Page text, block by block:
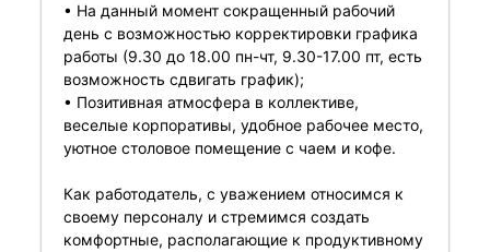
• На данный момент сокращенный рабочий
день с возможностью корректировки графика
работы (9.30 до 18.00 пн-чт, 9.30-17.00 пт, есть
возможность сдвигать график);
• Позитивная атмосфера в коллективе,
веселые корпоративы, удобное рабочее место,
уютное столовое помещение с чаем и кофе.
Как работодатель, с уважением относимся к
своему персоналу и стремимся создать
комфортные, располагающие к продуктивному